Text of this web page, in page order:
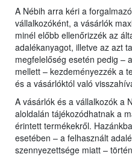
A Nébih arra kéri a
vállalkozóként, a vásárlók
minél előbb ellenőrizzék az
adalékanyagot, illetve az azt
megfelelőség esetén pedig –
mellett – kezdeményezzék a
és a vásárlóktól való
A vásárlók és a vállalkozók a
aloldalán tájékozódhatnak a
érintett termékekről.
esetében – a felhasznált
szennyezettsége miatt –